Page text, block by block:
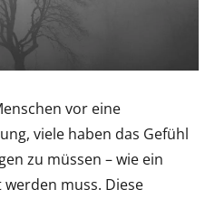
vor eine
viele haben das Gefühl
zu müssen – wie ein
muss. Diese